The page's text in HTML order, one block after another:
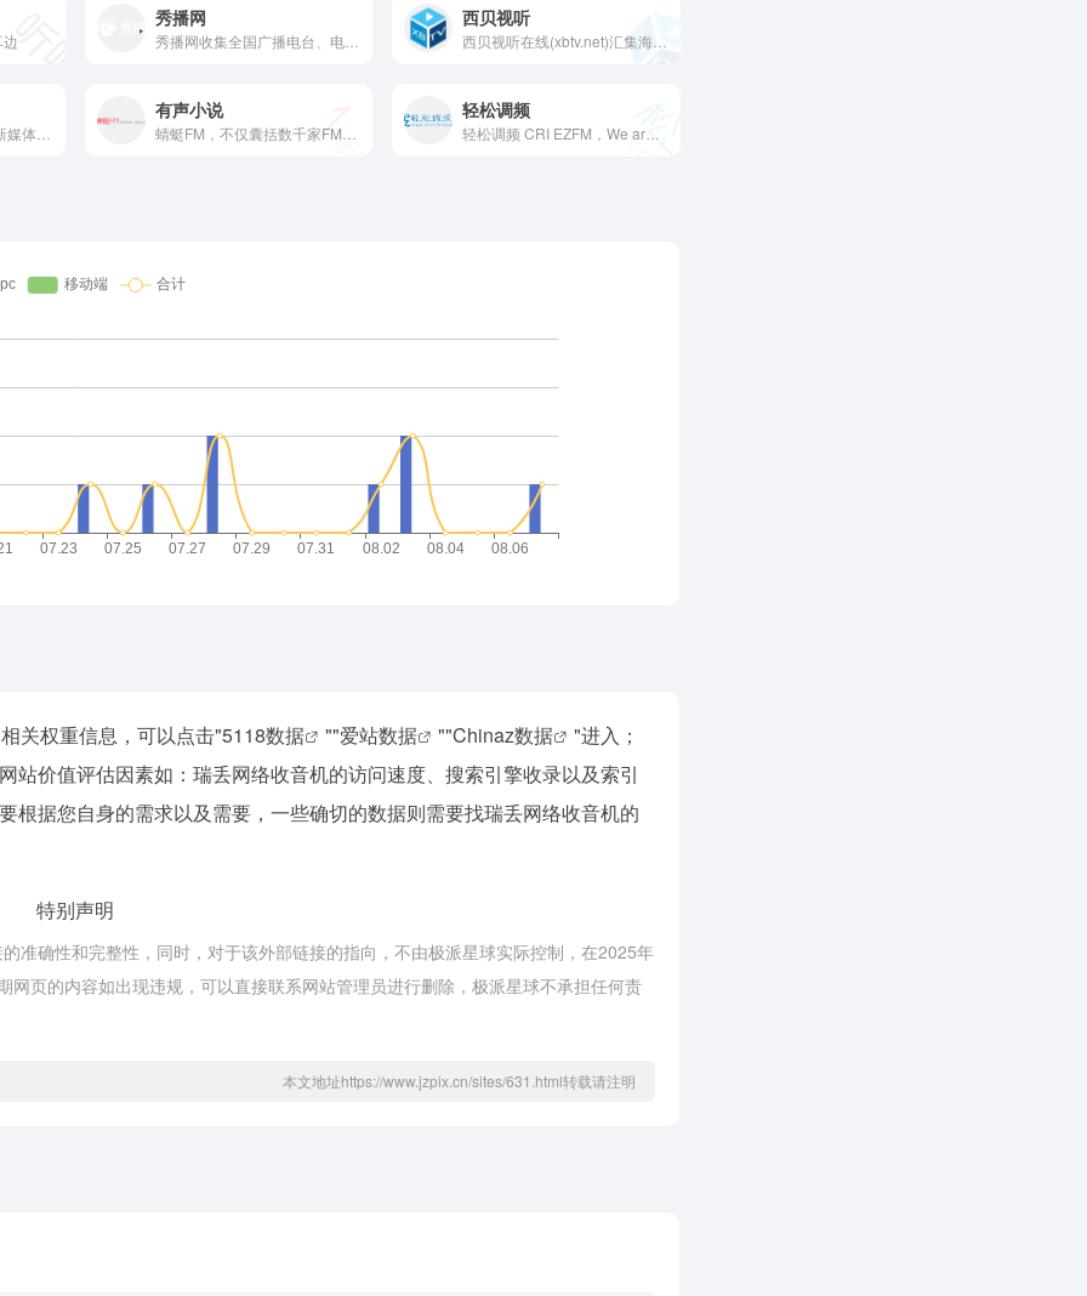
秀播网
秀播网收集全国广播电台、电视台网上直播线路，让全球华人免费在线收听广播电台、观看网络电视台节目，支持电脑、手机在线收听或观看广播电视高清直播。秀播网，免费听网络广播电台、看高清网络电视！
西贝视听
西贝视听在线(xbtv.net)汇集海内外华语广播电台、网络电视高清直播信号，包括央广电台、CCTV央视、湖南卫视、凤凰卫视资讯台、凤凰卫视中文台在线直播，为全球华人免费提供收音机在线收听、网络电视直播在线观看服务。手机在线收听广播、看电视，就上西贝视听！
有声小说
蜻蜓FM，不仅囊括数千家FM广播电台，还涵盖有声小说、儿童故事、相声评书、戏曲、音乐、脱口秀、鬼故事、情感故事、财经科技、新闻历史人文、健康教育等30多类的有声读物或音频节目。更有高晓松、老梁、张召忠、蒋勋等精品有声读物和音频在线收听。蜻蜓FM作为用户喜爱的有声听书应用，为广大听众呈现前沿丰富的有声
轻松调频
轻松调频 CRI EZFM，We are the difference
关权重信息，可以点击"5118数据 ""爱站数据 ""Chinaz数据
"进入；
价值评估因素如：瑞丢网络收音机的访问速度、搜索引擎收录以及索引
根据您自身的需求以及需要，一些确切的数据则需要找瑞丢网络收音机的
特别声明
准确性和完整性，同时，对于该外部链接的指向，不由极派星球实际控制，在2025年
页的内容如出现违规，可以直接联系网站管理员进行删除，极派星球不承担任何责
本文地址https://www.jzpix.cn/sites/631.html转载请注明